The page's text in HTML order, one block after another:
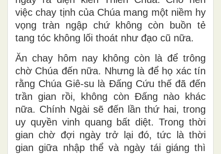
việc chay tịnh của Chúa mang một niềm hy
vọng tràn ngập chứ không còn buồn tẻ
tang tóc không lối thoát như đạo cũ nữa.
Ăn chay hôm nay không còn là để trông
chờ Chúa đến nữa. Nhưng là để họ xác tín
rằng Chúa Giê-su là Đấng Cứu thế đã đến
trần gian rồi, không còn Đấng nào khác
nữa. Chính Ngài sẽ đến lần thứ hai, trong
uy quyền vinh quang bất diệt. Trong thời
gian chờ đợi ngày trở lại đó, tức là thời
gian giữa nhập thể và ngày tái giáng thì